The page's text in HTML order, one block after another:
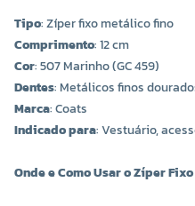
Tipo: Zíper fixo metálico fino
Comprimento: 12 cm
Cor: 507 Marinho (GC 459)
Dentes: Metálicos finos
Marca: Coats
Indicado para: Vestuário,
Onde e Como Usar o Zíper